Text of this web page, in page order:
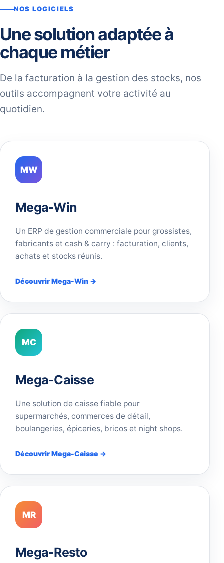
NOS LOGICIELS
Une solution adaptée à
chaque métier
De la facturation à la gestion des stocks, nos
outils accompagnent votre activité au
quotidien.
MW
Mega-Win
Un ERP de gestion commerciale pour grossistes,
fabricants et cash & carry : facturation, clients,
achats et stocks réunis.
Découvrir Mega-Win →
MC
Mega-Caisse
Une solution de caisse fiable pour
supermarchés, commerces de détail,
boulangeries, épiceries, bricos et night shops.
Découvrir Mega-Caisse →
MR
Mega-Resto